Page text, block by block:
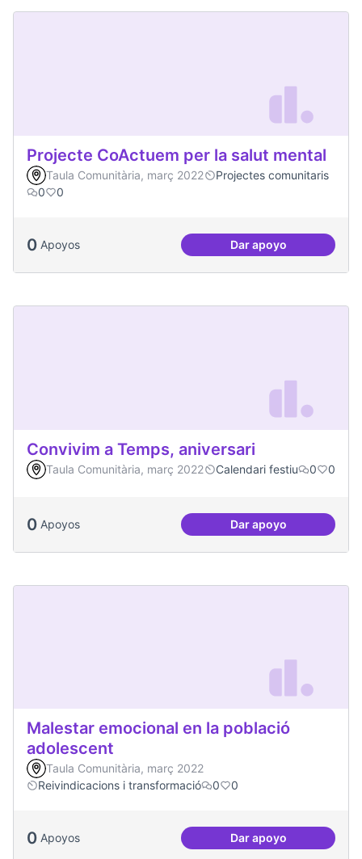
Projecte CoActuem per la salut mental
Taula Comunitària, març 2022
Projectes comunitaris
0
0
0 Apoyos Dar apoyo
Projecte
Convivim a Temps, aniversari
Taula Comunitària, març 2022 Calendari festiu 0 0
0 Apoyos Dar apoyoConvivim a
Malestar emocional en la població
adolescent
Taula Comunitària, març 2022
Reivindicacions i transformació
0 0
0 Apoyos Dar apoyo
Malestar